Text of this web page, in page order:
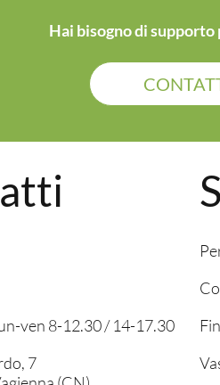
Hai bisogno di
ven 8-12.30 / 14-17.30
7